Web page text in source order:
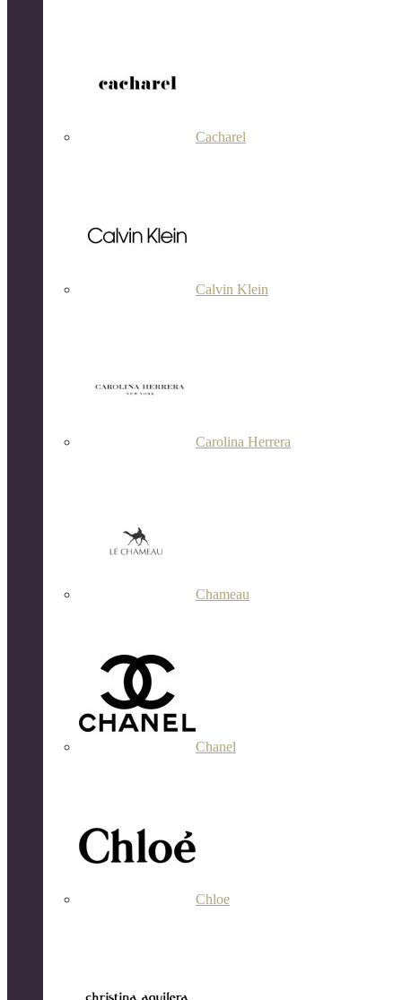
Cacharel
Calvin Klein
Carolina Herrera
Chameau
Chanel
Chloe